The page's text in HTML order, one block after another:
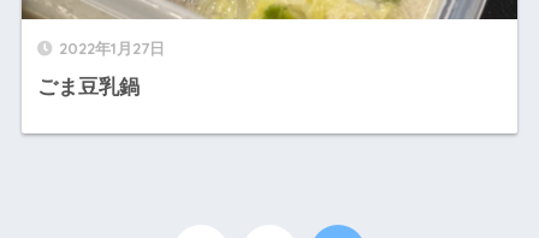
2022年1月27日
ごま豆乳鍋